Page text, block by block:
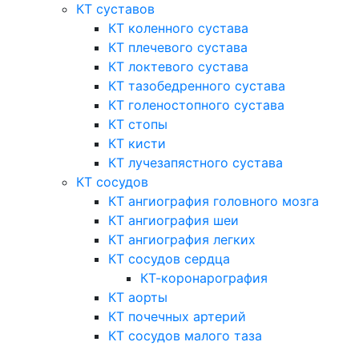
КТ суставов
КТ коленного сустава
КТ плечевого сустава
КТ локтевого сустава
КТ тазобедренного сустава
КТ голеностопного сустава
КТ стопы
КТ кисти
КТ лучезапястного сустава
КТ сосудов
КТ ангиография головного мозга
КТ ангиография шеи
КТ ангиография легких
КТ сосудов сердца
КТ-коронарография
КТ аорты
КТ почечных артерий
КТ сосудов малого таза